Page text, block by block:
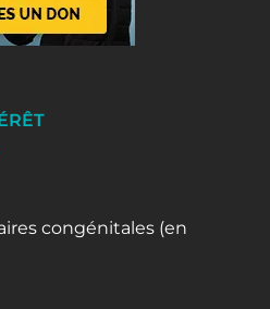
congénitales (en